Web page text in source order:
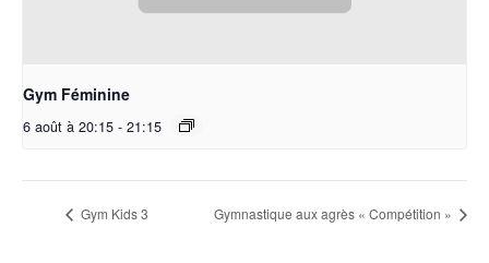
Gym Féminine
6 août à 20:15 - 21:15
Gym Kids 3 Gymnastique aux agrès « Compétition »